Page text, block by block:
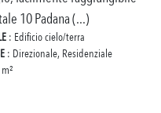
10 Padana (...)
: Edificio cielo/terra
: Direzionale, Residenziale